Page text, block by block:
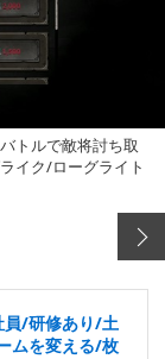
トルで敵将討ち取
イク/ローグライト
員/研修あり/土
ムを変える/枚